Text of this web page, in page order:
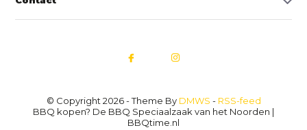
© Copyright 2026 - Theme By DMWS - RSS-feed
BBQ kopen? De BBQ Speciaalzaak van het Noorden |
BBQtime.nl